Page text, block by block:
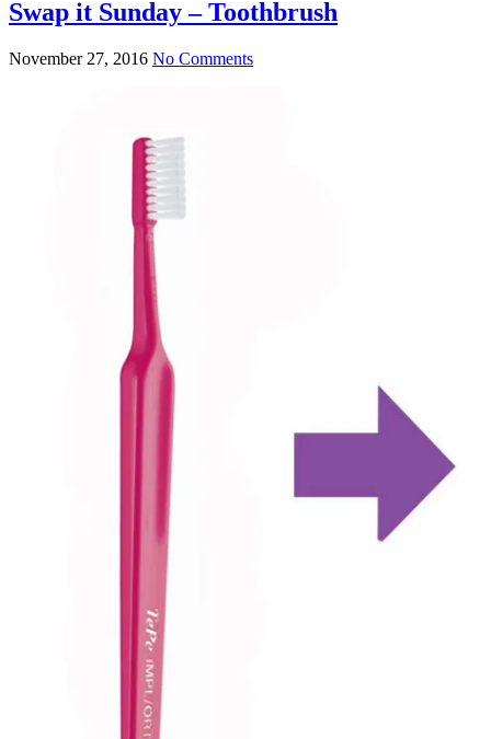
Swap it Sunday – Toothbrush
November 27, 2016 No Comments